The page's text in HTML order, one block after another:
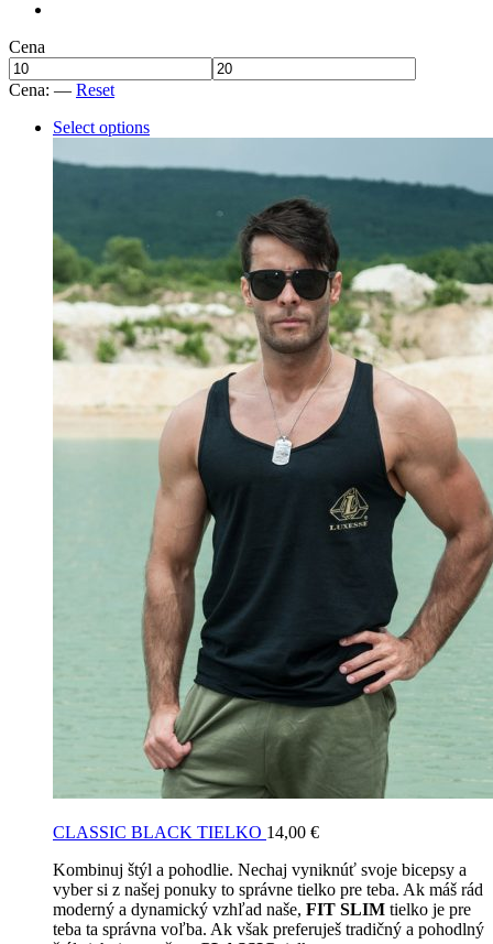
Cena
Cena: — Reset
Select options
CLASSIC BLACK TIELKO 14,00 €
Kombinuj štýl a pohodlie. Nechaj vyniknúť svoje bicepsy a
vyber si z našej ponuky to správne tielko pre teba. Ak máš rád
moderný a dynamický vzhľad naše, FIT SLIM tielko je pre
teba ta správna voľba. Ak však preferuješ tradičný a pohodlný